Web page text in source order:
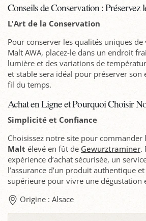
Conseils de Conservation : Préservez
L'Art de la Conservation
Pour conserver les qualités uniques
Malt AWA, placez-le dans un endroit
lumière et des variations de
et stable sera idéal pour préserver son
fil du temps.
Achat en Ligne et Pourquoi Choisir
Simplicité et Confiance
Choisissez notre site pour commander
Malt élevé en fût de Gewurztraminer.
expérience d’achat sécurisée, un
l’assurance d’un produit authentique
supérieure pour vivre une dégustation
Origine : Alsace